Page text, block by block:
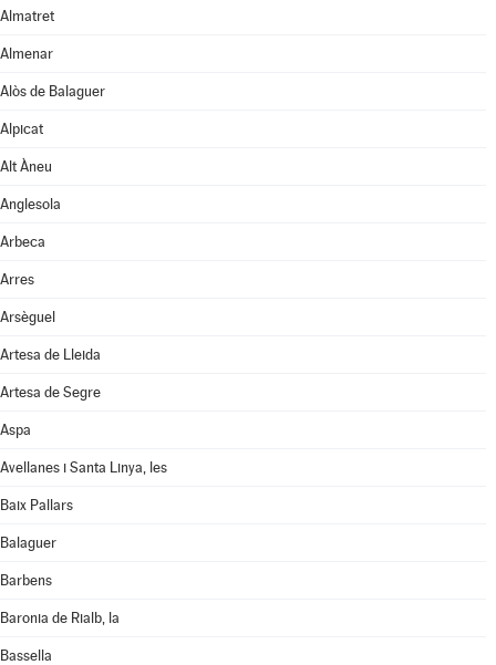
Almatret
Almenar
Alòs de Balaguer
Alpicat
Alt Àneu
Anglesola
Arbeca
Arres
Arsèguel
Artesa de Lleida
Artesa de Segre
Aspa
Avellanes i Santa Linya, les
Baix Pallars
Balaguer
Barbens
Baronia de Rialb, la
Bassella